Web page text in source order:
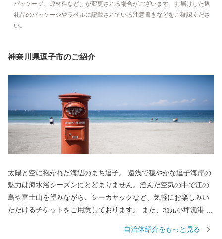
パッケージ、原材料など）が変更される場合がございます。お届けした返
礼品のパッケージやラベルに記載されている注意書きなどをご確認くださ
い。
神奈川県逗子市のご紹介
太陽と空に抱かれた海辺のまち逗子。 遠浅で穏やかな逗子海岸の
魅力は海水浴シーズンにとどまりません。澄んだ空気の中で江の
島や富士山を望みながら、シーカヤックなど、気軽にお楽しみい
ただけるチケットをご用意しております。 また、地元小坪漁港で
ド「あかもく」の加工品など、逗子にお越しにならなくても逗子
自治体紹介をもっと見る